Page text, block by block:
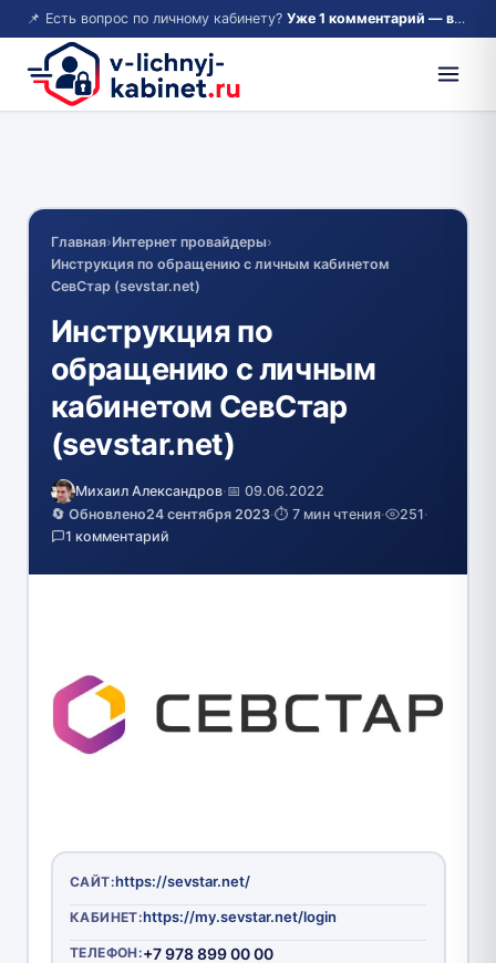
📌 Есть вопрос по личному кабинету? Уже 1 комментарий — возможно, ответ там!
Главная›Интернет провайдеры›
Инструкция по обращению с личным кабинетом
СевСтар (sevstar.net)
Инструкция по
обращению с личным
кабинетом СевСтар
(sevstar.net)
Михаил Александров·📅 09.06.2022
🔄 Обновлено24 сентября 2023·⏱️ 7 мин чтения· 251·
1 комментарий
САЙТ:https://sevstar.net/
КАБИНЕТ:https://my.sevstar.net/login
ТЕЛЕФОН:+7 978 899 00 00